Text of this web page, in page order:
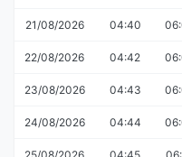
21/08/2026 04:40
22/08/2026 04:42
23/08/2026 04:43
24/08/2026 04:44